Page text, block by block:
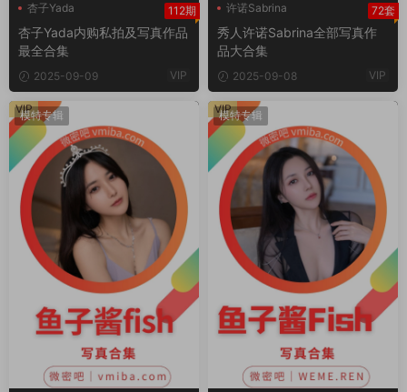
杏子Yada 112期
杏子Yada内购私拍及写真作品
最全合集
2025-09-09 VIP
许诺Sabrina
许诺Sabrina写真
许诺Sabrina早期
72套
秀人许诺Sabrina全部写真作
品大合集
2025-09-08 VIP
模特专辑
VIP 模特专辑
VIP